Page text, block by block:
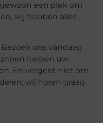
een plek om
wij hebben alles
ons vandaag
helpen uw
En vergeet niet om
wij horen graag